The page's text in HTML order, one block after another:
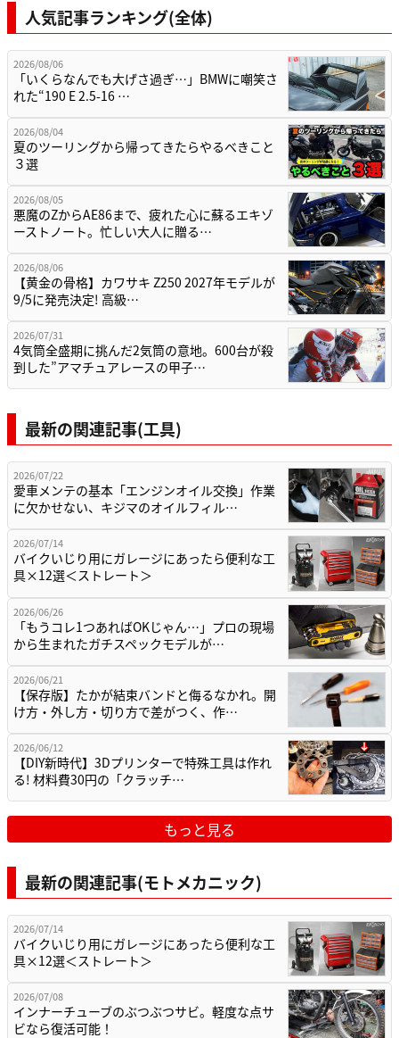
人気記事ランキング(全体)
2026/08/06
「いくらなんでも大げさ過ぎ…」BMWに嘲笑さ
れた“190 E 2.5-16 …
2026/08/04
夏のツーリングから帰ってきたらやるべきこと
３選
2026/08/05
悪魔のZからAE86まで、疲れた心に蘇るエキゾ
ーストノート。忙しい大人に贈る…
2026/08/06
【黄金の骨格】カワサキ Z250 2027年モデルが
9/5に発売決定! 高級…
2026/07/31
4気筒全盛期に挑んだ2気筒の意地。600台が殺
到した”アマチュアレースの甲子…
最新の関連記事(工具)
2026/07/22
愛車メンテの基本「エンジンオイル交換」作業
に欠かせない、キジマのオイルフィル…
2026/07/14
バイクいじり用にガレージにあったら便利な工
具×12選＜ストレート＞
2026/06/26
「もうコレ1つあればOKじゃん…」プロの現場
から生まれたガチスペックモデルが…
2026/06/21
【保存版】たかが結束バンドと侮るなかれ。開
け方・外し方・切り方で差がつく、作…
2026/06/12
【DIY新時代】3Dプリンターで特殊工具は作れ
る! 材料費30円の「クラッチ…
もっと見る
最新の関連記事(モトメカニック)
2026/07/14
バイクいじり用にガレージにあったら便利な工
具×12選＜ストレート＞
2026/07/08
インナーチューブのぶつぶつサビ。軽度な点サ
ビなら復活可能！